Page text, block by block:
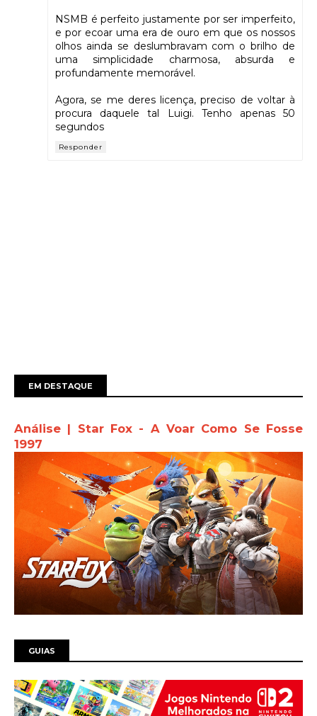
NSMB é perfeito justamente por ser imperfeito,
e por ecoar uma era de ouro em que os nossos
olhos ainda se deslumbravam com o brilho de
uma simplicidade charmosa, absurda e
profundamente memorável.
Agora, se me deres licença, preciso de voltar à
procura daquele tal Luigi. Tenho apenas 50
segundos
Responder
EM DESTAQUE
Análise | Star Fox - A Voar Como Se Fosse
1997
GUIAS